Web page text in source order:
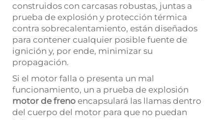
construidos con carcasas robustas, juntas a
prueba de explosión y protección térmica
contra sobrecalentamiento, están diseñados
para contener cualquier posible fuente de
ignición y, por ende, minimizar su
propagación.
Si el motor falla o presenta un mal
funcionamiento, un a prueba de explosión
motor de freno encapsulará las llamas dentro
del cuerpo del motor para que no puedan